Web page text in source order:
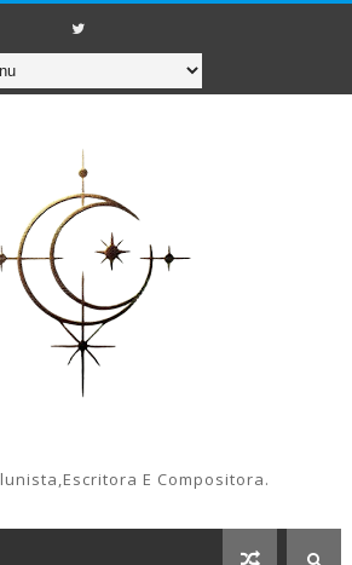
E Compositora.